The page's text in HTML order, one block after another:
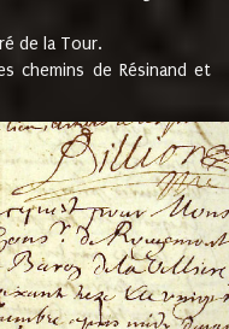
de la Tour.
chemins de Résinand et